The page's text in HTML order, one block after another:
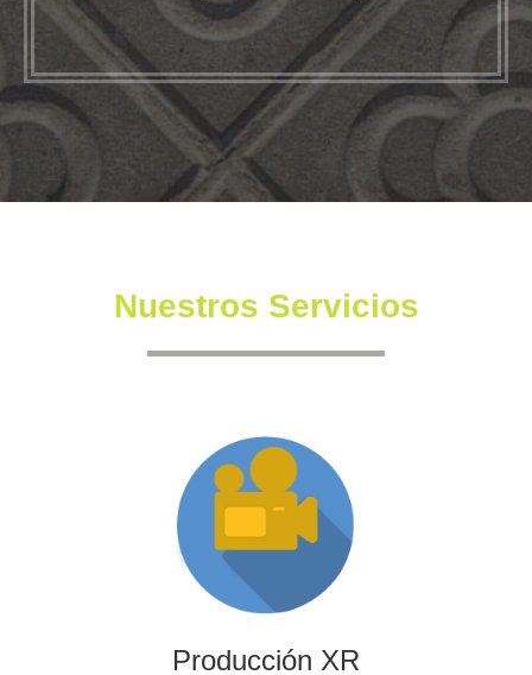
Nuestros Servicios
Producción XR
Producción XR
Somos una productora independiente con un equipo
altamente experimentado también en la creación de
producciones inmersivas y de XR.